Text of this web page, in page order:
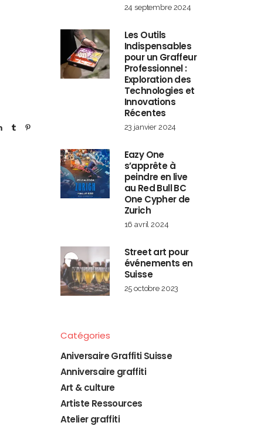
24 septembre 2024
Les Outils
Indispensables
pour un Graffeur
Professionnel :
Exploration des
Technologies et
Innovations
Récentes
23 janvier 2024
Eazy One
s’apprête à
peindre en live
au Red Bull BC
One Cypher de
Zurich
16 avril 2024
Street art pour
événements en
Suisse
25 octobre 2023
Catégories
Aniversaire Graffiti Suisse
Anniversaire graffiti
Art & culture
Artiste Ressources
Atelier graffiti